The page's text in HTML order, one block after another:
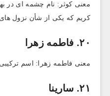
معنی کوثر: نام چشمه ای در
کریم که یکی از شأن نزول
۲۰. فاطمه زهرا
معنی فاطمه زهرا: اسم ترکیبی
۲۱. سارینا